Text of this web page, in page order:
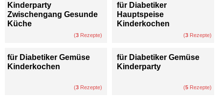
Kinderparty
Zwischengang Gesunde
Küche
(3 Rezepte)
für Diabetiker
Hauptspeise
Kinderkochen
(3 Rezepte)
für Diabetiker Gemüse
Kinderkochen
(3 Rezepte)
für Diabetiker Gemüse
Kinderparty
(5 Rezepte)